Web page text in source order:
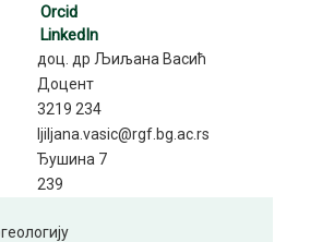
Orcid
LinkedIn
доц. др Љиљана Васић
Доцент
3219 234
ljiljana.vasic@rgf.bg.ac.rs
Ђушина 7
239